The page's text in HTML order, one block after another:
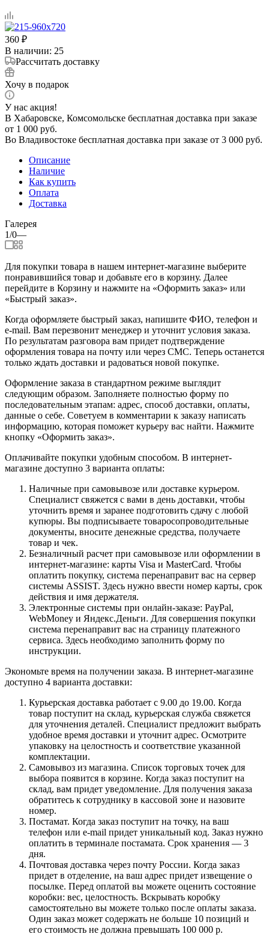
360 ₽
В наличии: 25
Рассчитать доставку
Хочу в подарок
У нас акция!
В Хабаровске, Комсомольске бесплатная доставка при заказе
от 1 000 руб.
Во Владивостоке бесплатная доставка при заказе от 3 000 руб.
Описание
Наличие
Как купить
Оплата
Доставка
Галерея
1/0—
Для покупки товара в нашем интернет-магазине выберите
понравившийся товар и добавьте его в корзину. Далее
перейдите в Корзину и нажмите на «Оформить заказ» или
«Быстрый заказ».
Когда оформляете быстрый заказ, напишите ФИО, телефон и
e-mail. Вам перезвонит менеджер и уточнит условия заказа.
По результатам разговора вам придет подтверждение
оформления товара на почту или через СМС. Теперь останется
только ждать доставки и радоваться новой покупке.
Оформление заказа в стандартном режиме выглядит
следующим образом. Заполняете полностью форму по
последовательным этапам: адрес, способ доставки, оплаты,
данные о себе. Советуем в комментарии к заказу написать
информацию, которая поможет курьеру вас найти. Нажмите
кнопку «Оформить заказ».
Оплачивайте покупки удобным способом. В интернет-
магазине доступно 3 варианта оплаты:
Наличные при самовывозе или доставке курьером.
Специалист свяжется с вами в день доставки, чтобы
уточнить время и заранее подготовить сдачу с любой
купюры. Вы подписываете товаросопроводительные
документы, вносите денежные средства, получаете
товар и чек.
Безналичный расчет при самовывозе или оформлении в
интернет-магазине: карты Visa и MasterCard. Чтобы
оплатить покупку, система перенаправит вас на сервер
системы ASSIST. Здесь нужно ввести номер карты, срок
действия и имя держателя.
Электронные системы при онлайн-заказе: PayPal,
WebMoney и Яндекс.Деньги. Для совершения покупки
система перенаправит вас на страницу платежного
сервиса. Здесь необходимо заполнить форму по
инструкции.
Экономьте время на получении заказа. В интернет-магазине
доступно 4 варианта доставки:
Курьерская доставка работает с 9.00 до 19.00. Когда
товар поступит на склад, курьерская служба свяжется
для уточнения деталей. Специалист предложит выбрать
удобное время доставки и уточнит адрес. Осмотрите
упаковку на целостность и соответствие указанной
комплектации.
Самовывоз из магазина. Список торговых точек для
выбора появится в корзине. Когда заказ поступит на
склад, вам придет уведомление. Для получения заказа
обратитесь к сотруднику в кассовой зоне и назовите
номер.
Постамат. Когда заказ поступит на точку, на ваш
телефон или e-mail придет уникальный код. Заказ нужно
оплатить в терминале постамата. Срок хранения — 3
дня.
Почтовая доставка через почту России. Когда заказ
придет в отделение, на ваш адрес придет извещение о
посылке. Перед оплатой вы можете оценить состояние
коробки: вес, целостность. Вскрывать коробку
самостоятельно вы можете только после оплаты заказа.
Один заказ может содержать не больше 10 позиций и
его стоимость не должна превышать 100 000 р.